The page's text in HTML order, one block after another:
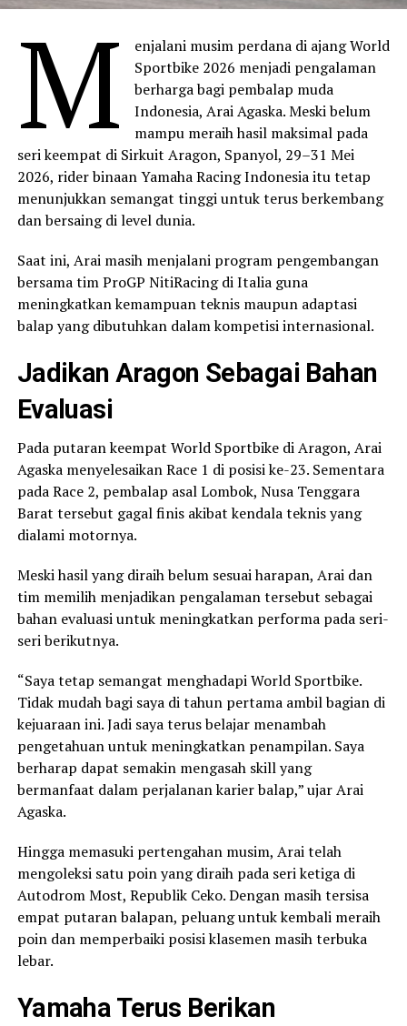
M
enjalani musim perdana di ajang World
Sportbike 2026 menjadi pengalaman
berharga bagi pembalap muda
Indonesia, Arai Agaska. Meski belum
mampu meraih hasil maksimal pada
seri keempat di Sirkuit Aragon, Spanyol, 29–31 Mei
2026, rider binaan Yamaha Racing Indonesia itu tetap
menunjukkan semangat tinggi untuk terus berkembang
dan bersaing di level dunia.
Saat ini, Arai masih menjalani program pengembangan
bersama tim ProGP NitiRacing di Italia guna
meningkatkan kemampuan teknis maupun adaptasi
balap yang dibutuhkan dalam kompetisi internasional.
Jadikan Aragon Sebagai Bahan
Evaluasi
Pada putaran keempat World Sportbike di Aragon, Arai
Agaska menyelesaikan Race 1 di posisi ke-23. Sementara
pada Race 2, pembalap asal Lombok, Nusa Tenggara
Barat tersebut gagal finis akibat kendala teknis yang
dialami motornya.
Meski hasil yang diraih belum sesuai harapan, Arai dan
tim memilih menjadikan pengalaman tersebut sebagai
bahan evaluasi untuk meningkatkan performa pada seri-
seri berikutnya.
“Saya tetap semangat menghadapi World Sportbike.
Tidak mudah bagi saya di tahun pertama ambil bagian di
kejuaraan ini. Jadi saya terus belajar menambah
pengetahuan untuk meningkatkan penampilan. Saya
berharap dapat semakin mengasah skill yang
bermanfaat dalam perjalanan karier balap,” ujar Arai
Agaska.
Hingga memasuki pertengahan musim, Arai telah
mengoleksi satu poin yang diraih pada seri ketiga di
Autodrom Most, Republik Ceko. Dengan masih tersisa
empat putaran balapan, peluang untuk kembali meraih
poin dan memperbaiki posisi klasemen masih terbuka
lebar.
Yamaha Terus Berikan